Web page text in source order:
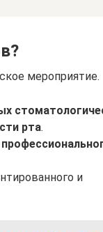
мероприятие.
рта.
и